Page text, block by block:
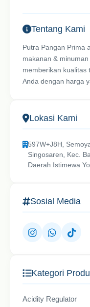
Tentang Kami
Putra Pangan Prima
makanan &
memberikan kualitas
Anda dengan harga
Lokasi Kami
597W+J8H,
Singosaren, Kec.
Daerah Istimewa
Sosial Media
Kategori
Acidity Regulator